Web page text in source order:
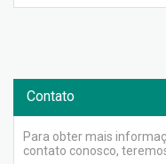
Contato
Para obter mais
contato conosco,